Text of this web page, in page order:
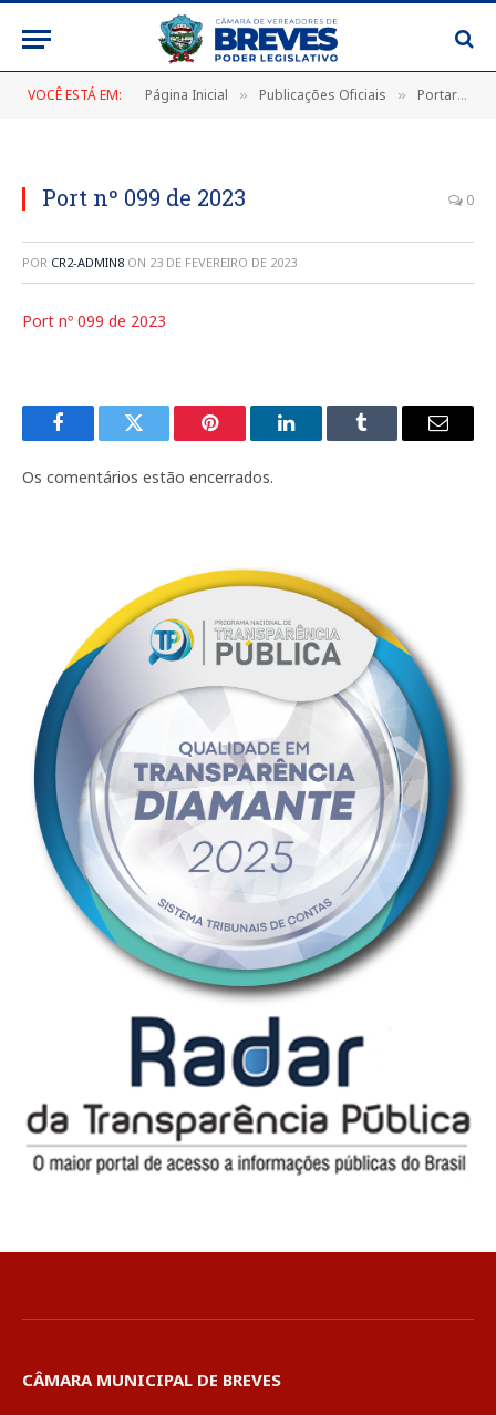
VOCÊ ESTÁ EM: Página Inicial » Publicações Oficiais » Portarias
Port nº 099 de 2023 0
POR CR2-ADMIN8 ON 23 DE FEVEREIRO DE 2023
Port nº 099 de 2023
FacebookTwitter Pinterest LinkedInTumblr
E-
Os comentários estão encerrados.
CÂMARA MUNICIPAL DE BREVES